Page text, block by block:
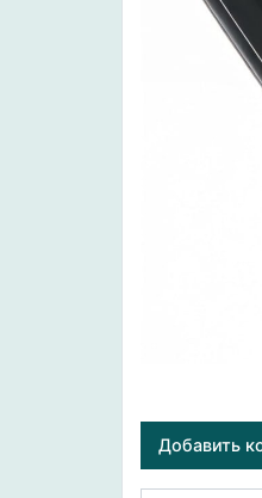
Добавить